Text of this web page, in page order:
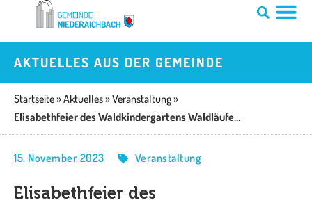
springen
AKTUELLES AUS DER GEMEINDE
Startseite»Aktuelles»Veranstaltung»
Elisabethfeier des Waldkindergartens Waldläufer am 21.11.2023
15. November 2023 Veranstaltung
Elisabethfeier des